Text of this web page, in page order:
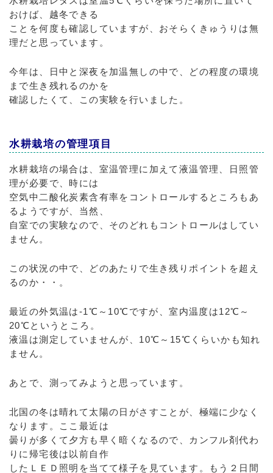
おけば、越冬できる
ことを何度も確認していますが、おそらくきゅうりは無
理だと思っています。
今年は、日中と深夜を加温無しの中で、どの程度の環境
まで生き残れるのかを
確認したくて、この実験を行いました。
水耕栽培の管理項目
水耕栽培の場合は、室温管理に加えて液温管理、日照管
理が必要で、時には
空気中二酸化炭素含有率をコントロールするところもあ
るようですが、当然、
自室での実験なので、そのどれもコントロールはしてい
ません。
この状況の中で、どのあたりで生き残りポイントを超え
るのか・・。
最近の外気温は-1℃～10℃ですが、室内温度は12℃～
20℃というところ。
液温は測定していませんが、10℃～15℃くらいかも知れ
ません。
あとで、測ってみようと思っています。
北国の冬は晴れて太陽の日がさすことが、極端に少なく
なります。ここ最近は
曇りが多くて夕方も早く暗くなるので、カンフル剤代わ
りに帰宅後は以前自作
したＬＥＤ照明を当てて様子を見ています。もう２日間